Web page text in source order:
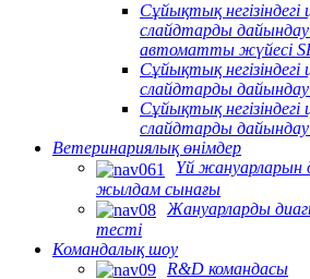
Сұйықтық
слайдтарды
автоматты жүйесі
Сұйықтық
слайдтарды
Сұйықтық
слайдтарды
Ветеринариялық өнімдер
Үй жануарларын
жылдам сынағы
Жануарларды
тесті
Командалық шоу
R&D командасы